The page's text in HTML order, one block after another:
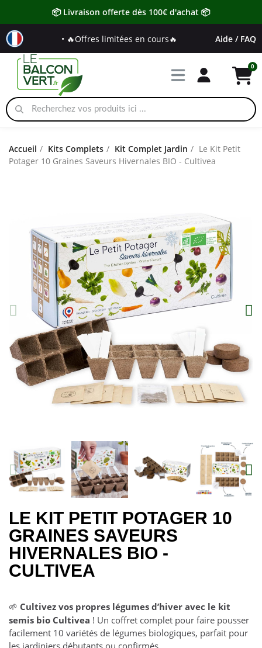
📦 Livraison offerte dès 100€ d'achat 📦
• 🔥Offres limitées en cours🔥 Aide / FAQ
Accueil Kits Complets Kit Complet Jardin
Le Kit Petit
Potager 10 Graines Saveurs Hivernales BIO - Cultivea
LE KIT PETIT POTAGER 10
GRAINES SAVEURS
HIVERNALES BIO -
CULTIVEA
🌱 Cultivez vos propres légumes d’hiver avec le kit
semis bio Cultivea ! Un coffret complet pour faire pousser
facilement 10 variétés de légumes biologiques, parfait pour
les jardiniers débutants ou confirmés.